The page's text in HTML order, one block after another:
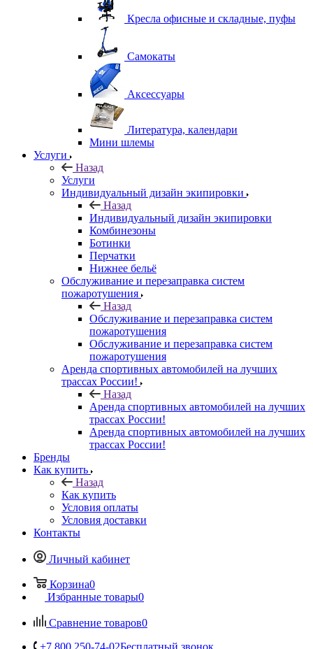
Кресла офисные и складные, пуфы
Самокаты
Аксессуары
Литература, календари
Мини шлемы
Услуги
Назад
Услуги
Индивидуальный дизайн экипировки
Назад
Индивидуальный дизайн экипировки
Комбинезоны
Ботинки
Перчатки
Нижнее бельё
Обслуживание и перезаправка систем
пожаротушения
Назад
Обслуживание и перезаправка систем
пожаротушения
Обслуживание и перезаправка систем
пожаротушения
Аренда спортивных автомобилей на лучших
трассах России!
Назад
Аренда спортивных автомобилей на лучших
трассах России!
Аренда спортивных автомобилей на лучших
трассах России!
Бренды
Как купить
Назад
Как купить
Условия оплаты
Условия доставки
Контакты
Личный кабинет
Корзина0
Избранные товары0
Сравнение товаров0
+7 800 250-74-02Бесплатный звонок